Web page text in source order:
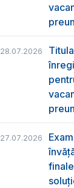
28.07.2026
27.07.2026